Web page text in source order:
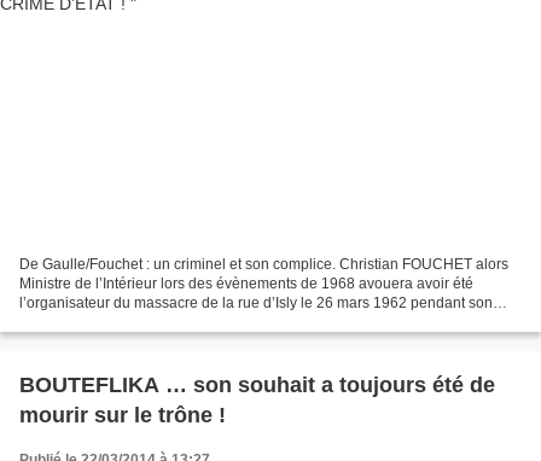
De Gaulle/Fouchet : un criminel et son complice. Christian FOUCHET alors
Ministre de l’Intérieur lors des évènements de 1968 avouera avoir été
l’organisateur du massacre de la rue d’Isly le 26 mars 1962 pendant son
BOUTEFLIKA … son souhait a toujours été de
mourir sur le trône !